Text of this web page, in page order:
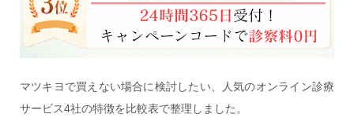
マツキヨで買えない場合に検討したい、人気のオンライン診療
サービス4社の特徴を比較表で整理しました。